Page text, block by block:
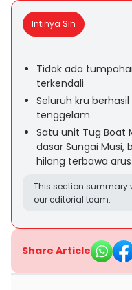
Intinya Sih
Tidak ada
terkendali
Seluruh kru
tenggelam
Satu unit Tug Boat
dasar Sungai
hilang terbawa arus
This section summary
our editorial team.
Share Article